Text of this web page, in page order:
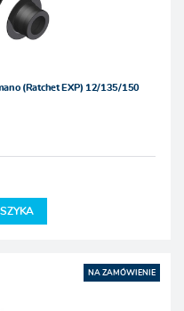
(Ratchet EXP) 12/135/150
NA ZAMÓWIENIE